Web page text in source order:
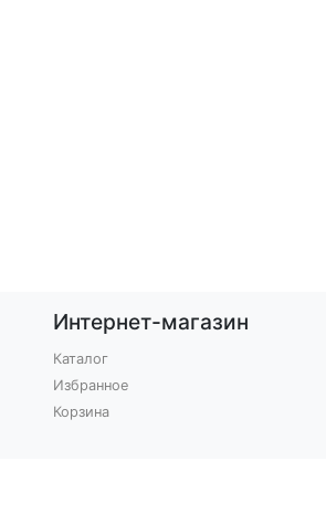
Интернет-магазин
Каталог
Избранное
Корзина